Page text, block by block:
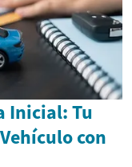
Inicial: Tu
con